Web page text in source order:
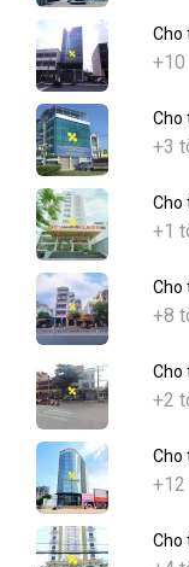
Cho
+10
Cho
+3
Cho
+1
Cho
+8
Cho
+2
Cho
+12
Cho